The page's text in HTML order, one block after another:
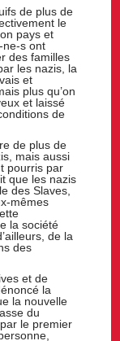
de plus de
le
pays et
ne-s ont
des familles
les nazis, la
et
plus qu’on
et laissé
de
de plus de
mais aussi
pourris par
que les nazis
des Slaves,
mêmes
la société
de la
des
et de
la
la nouvelle
du
le premier